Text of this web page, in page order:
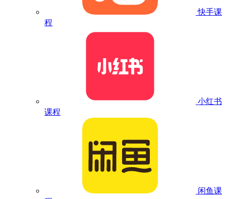
快手课
程
小红书
课程
闲鱼课